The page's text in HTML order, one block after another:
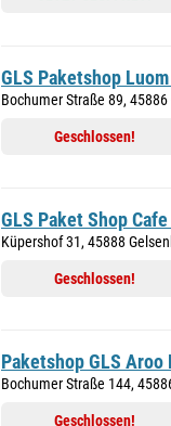
GLS Paketshop
Bochumer Straße 89,
Geschlossen!
GLS Paket Shop
Küpershof 31, 45888
Geschlossen!
Paketshop GLS Aroo
Bochumer Straße 144,
Geschlossen!